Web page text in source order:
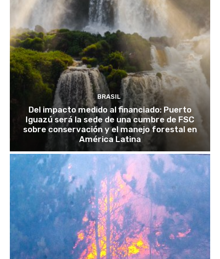
BRASIL
Del impacto medido al financiado: Puerto
Iguazú será la sede de una cumbre de FSC
sobre conservación y el manejo forestal en
América Latina